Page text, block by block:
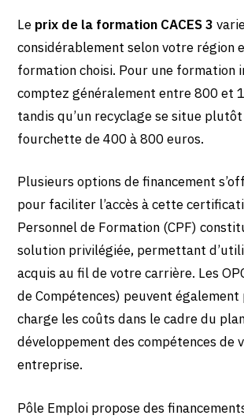
Le prix de la formation CACES 3
considérablement selon votre région
formation choisi. Pour une formation
comptez généralement entre 800 et
tandis qu’un recyclage se situe
fourchette de 400 à 800 euros.
Plusieurs options de financement
pour faciliter l’accès à cette
Personnel de Formation (CPF)
solution privilégiée, permettant
acquis au fil de votre carrière. Les
de Compétences) peuvent
charge les coûts dans le cadre du
développement des compétences de
entreprise.
Pôle Emploi propose des